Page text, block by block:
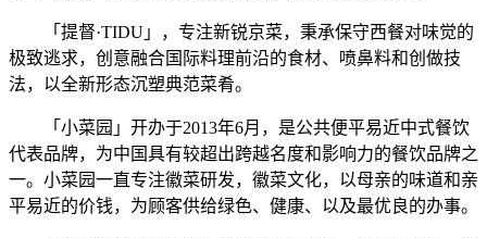
「提督·TIDU」，专注新锐京菜，秉承保守西餐对味觉的
极致逃求，创意融合国际料理前沿的食材、喷鼻料和创做技
法，以全新形态沉塑典范菜肴。
「小菜园」开办于2013年6月，是公共便平易近中式餐饮
代表品牌，为中国具有较超出跨越名度和影响力的餐饮品牌之
一。小菜园一直专注徽菜研发，徽菜文化，以母亲的味道和亲
平易近的价钱，为顾客供给绿色、健康、以及最优良的办事。